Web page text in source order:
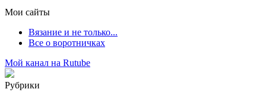
Мои сайты
Вязание и не только...
Все о воротничках
Мой канал на Rutube
Рубрики